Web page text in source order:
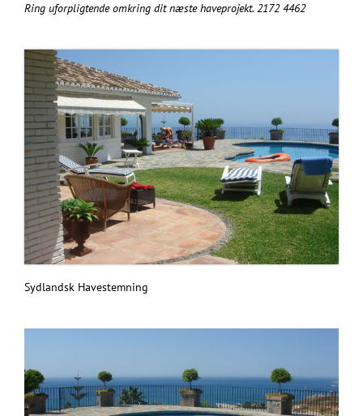
Ring uforpligtende omkring dit næste haveprojekt. 2172 4462
Sydlandsk Havestemning